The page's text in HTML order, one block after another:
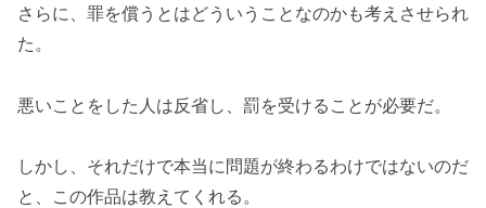
さらに、罪を償うとはどういうことなのかも考えさせられ
た。
悪いことをした人は反省し、罰を受けることが必要だ。
しかし、それだけで本当に問題が終わるわけではないのだ
と、この作品は教えてくれる。